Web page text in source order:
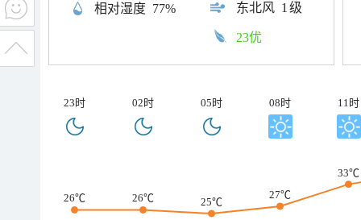
相对湿度 77% 东北风 1级
23优
23时 02时 05时 08时 11时
26℃ 26℃ 25℃
27℃
33℃